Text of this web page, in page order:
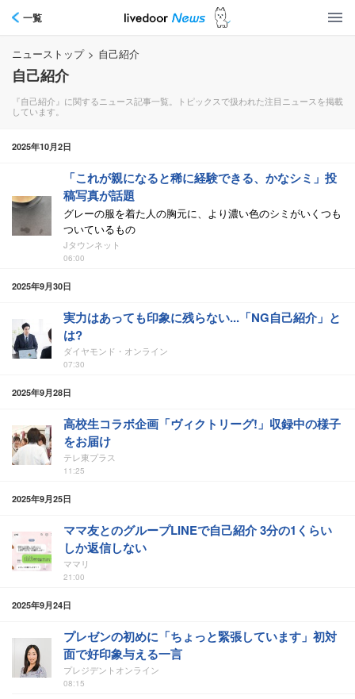
一覧
ニューストップ > 自己紹介
自己紹介
『自己紹介』に関するニュース記事一覧。トピックスで扱われた注目ニュースを掲載
しています。
2025年10月2日
「これが親になると稀に経験できる、かなシミ」投
稿写真が話題
グレーの服を着た人の胸元に、より濃い色のシミがいくつも
ついているもの
Jタウンネット
06:00
2025年9月30日
実力はあっても印象に残らない...「NG自己紹介」と
は?
ダイヤモンド・オンライン
07:30
2025年9月28日
高校生コラボ企画「ヴィクトリーグ!」収録中の様子
をお届け
テレ東プラス
11:25
2025年9月25日
ママ友とのグループLINEで自己紹介 3分の1くらい
しか返信しない
ママリ
21:00
2025年9月24日
プレゼンの初めに「ちょっと緊張しています」初対
面で好印象与える一言
プレジデントオンライン
08:15